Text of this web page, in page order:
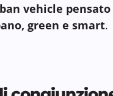
vehicle
green e smart.